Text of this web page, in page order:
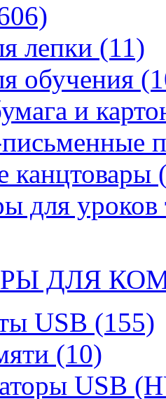
лепки (11)
обучения
и
для уроков
ДЛЯ
USB (155)
(10)
USB